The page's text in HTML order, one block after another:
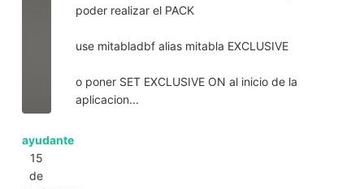
ayudante
15
de
poder realizar el PACK
use mitabladbf alias mitabla EXCLUSIVE
o poner SET EXCLUSIVE ON al inicio de la
aplicacion...